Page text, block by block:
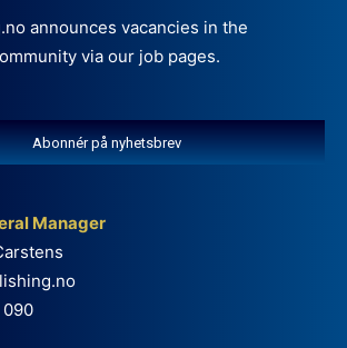
announces vacancies in the
via our job pages.
Abonnér på nyhetsbrev
Manager